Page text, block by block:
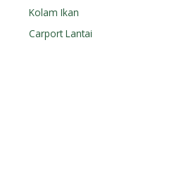
Kolam Ikan
Carport Lantai